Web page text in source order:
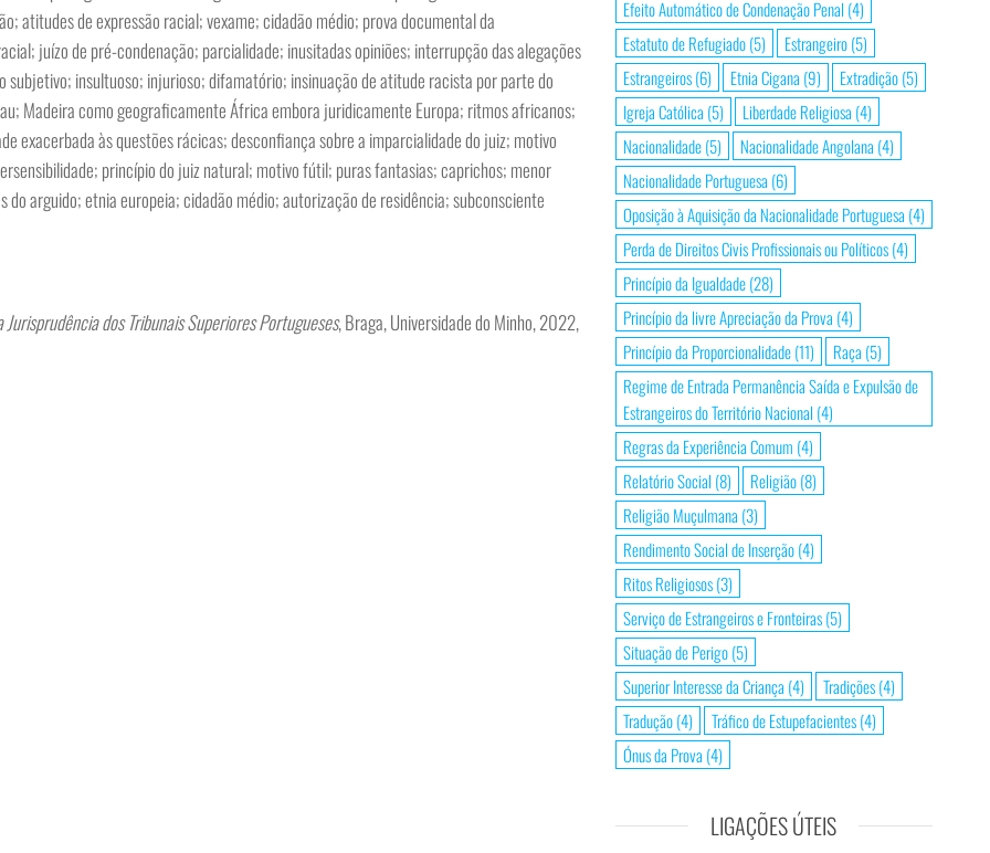
atitudes de expressão racial; vexame; cidadão médio; prova documental da
juízo de pré-condenação; parcialidade; inusitadas opiniões; interrupção das alegações
subjetivo; insultuoso; injurioso; difamatório; insinuação de atitude racista por parte do
Madeira como geograficamente África embora juridicamente Europa; ritmos africanos;
exacerbada às questões rácicas; desconfiança sobre a imparcialidade do juiz; motivo
princípio do juiz natural; motivo fútil; puras fantasias; caprichos; menor
arguido; etnia europeia; cidadão médio; autorização de residência; subconsciente
dos Tribunais Superiores Portugueses, Braga, Universidade do Minho, 2022,
Efeito Automático de Condenação Penal (4)
Estatuto de Refugiado(5) Estrangeiro(5)
Estrangeiros(6) Etnia Cigana (9) Extradição(5)
Igreja Católica (5) Liberdade Religiosa (4)
Nacionalidade(5) Nacionalidade Angolana (4)
Nacionalidade Portuguesa (6)
Oposição à Aquisição da Nacionalidade Portuguesa (4)
Perda de Direitos Civis Profissionais ou Políticos(4)
Princípio da Igualdade(28)
Princípio da livre Apreciação da Prova (4)
Princípio da Proporcionalidade(11) Raça (5)
Regime de Entrada Permanência Saída e Expulsão de
Estrangeiros do Território Nacional (4)
Regras da Experiência Comum (4)
Relatório Social (8) Religião(8)
Religião Muçulmana (3)
Rendimento Social de Inserção(4)
Ritos Religiosos(3)
Serviço de Estrangeiros e Fronteiras(5)
Situação de Perigo(5)
Superior Interesse da Criança (4) Tradições(4)
Tradução(4) Tráfico de Estupefacientes(4)
Ónus da Prova (4)
LIGAÇÕES ÚTEIS